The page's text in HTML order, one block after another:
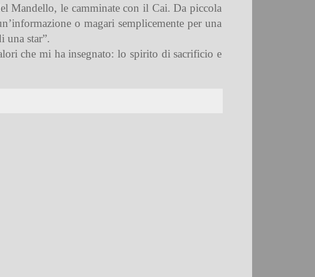
Mandello, le camminate con il Cai. Da piccola
o magari semplicemente per una
una star”.
che mi ha insegnato: lo spirito di sacrificio e